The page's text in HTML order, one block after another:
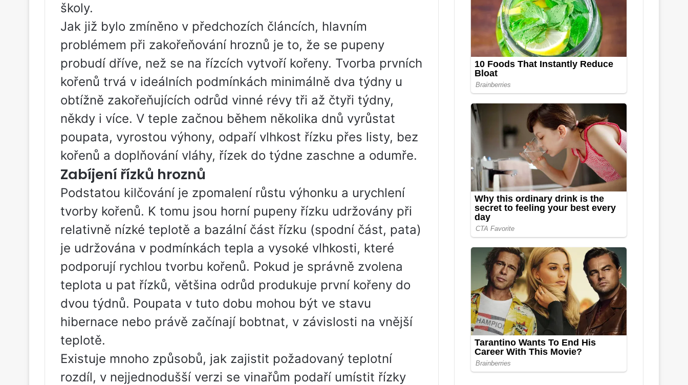
školy.
Jak již bylo zmíněno v předchozích článcích, hlavním
problémem při zakořeňování hroznů je to, že se pupeny
probudí dříve, než se na řízcích vytvoří kořeny. Tvorba prvních
kořenů trvá v ideálních podmínkách minimálně dva týdny u
obtížně zakořeňujících odrůd vinné révy tři až čtyři týdny,
někdy i více. V teple začnou během několika dnů vyrůstat
poupata, vyrostou výhony, odpaří vlhkost řízku přes listy, bez
kořenů a doplňování vláhy, řízek do týdne zaschne a odumře.
Zabíjení řízků hroznů
Podstatou kilčování je zpomalení růstu výhonku a urychlení
tvorby kořenů. K tomu jsou horní pupeny řízku udržovány při
relativně nízké teplotě a bazální část řízku (spodní část, pata)
je udržována v podmínkách tepla a vysoké vlhkosti, které
podporují rychlou tvorbu kořenů. Pokud je správně zvolena
teplota u pat řízků, většina odrůd produkuje první kořeny do
dvou týdnů. Poupata v tuto dobu mohou být ve stavu
hibernace nebo právě začínají bobtnat, v závislosti na vnější
teplotě.
Existuje mnoho způsobů, jak zajistit požadovaný teplotní
rozdíl, v nejjednodušší verzi se vinařům podaří umístit řízky